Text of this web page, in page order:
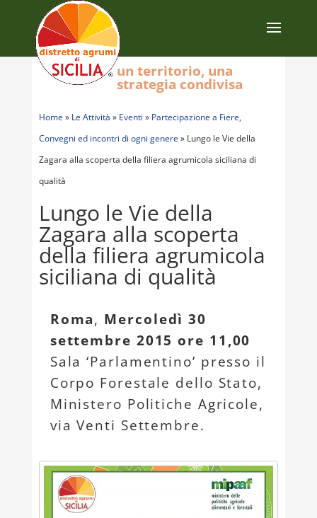
Home » Le Attività » Eventi » Partecipazione a Fiere,
Convegni ed incontri di ogni genere » Lungo le Vie della
Zagara alla scoperta della filiera agrumicola siciliana di
qualità
Lungo le Vie della
Zagara alla scoperta
della filiera agrumicola
siciliana di qualità
Roma, Mercoledì 30
settembre 2015 ore 11,00
Sala ‘Parlamentino’ presso il
Corpo Forestale dello Stato,
Ministero Politiche Agricole,
via Venti Settembre.
un territorio, una
strategia condivisa